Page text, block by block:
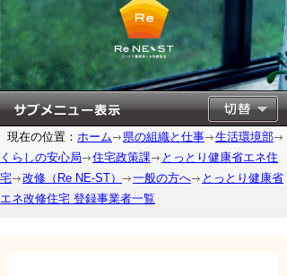
現在の位置： ホーム 県の組織と仕事
生活環境部
くらしの安心局
住宅政策課
とっとり健康省エネ住
宅
改修（Re NE-ST） 一般の方へ
とっとり健康省
エネ改修住宅 登録事業者一覧